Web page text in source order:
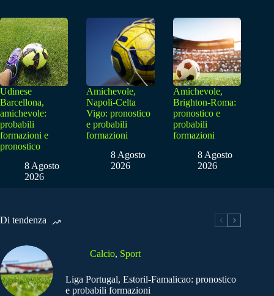
Udinese
Barcellona,
amichevole:
probabili
formazioni e
pronostico
8 Agosto
2026
Amichevole,
Napoli-Celta
Vigo: pronostico
e probabili
formazioni
8 Agosto
2026
Amichevole,
Brighton-Roma:
pronostico e
probabili
formazioni
8 Agosto
2026
Di tendenza
Calcio, Sport
Liga Portugal, Estoril-Famalicao: pronostico
e probabili formazioni